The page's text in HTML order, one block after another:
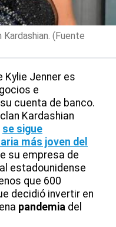
(Fuente
Kylie Jenner es
e
cuenta de banco.
Kardashian
se sigue
más joven del
su empresa de
estadounidense
que 600
decidió invertir en
pandemia del